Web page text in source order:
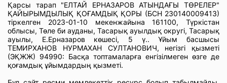
Қарсы тарап "ЕЛТАЙ ЕРНАЗАРОВ АТЫНДАҒЫ ТӨРЕЛЕР"
ҚАЙЫРЫМДЫЛЫҚ ҚОҒАМДЫҚ ҚОРЫ (БСН 230140009413)
тіркелген 2023-01-10 мекенжайына 161100, Түркістан
облысы, Төле би ауданы, Тасарық ауылдық округі, Тасарық
ауылы, Е.Ерназаров көшесі, 5 ү.. Ұйым басшысы
ТЕМИРХАНОВ НУРМАХАН СУЛТАНОВИЧ, негізгі қызметі
(ЭҚЖЖ) 94990: Басқа топтамаларға енгізілмеген өзге де
қоғамдық ұйымдардың қызметі.